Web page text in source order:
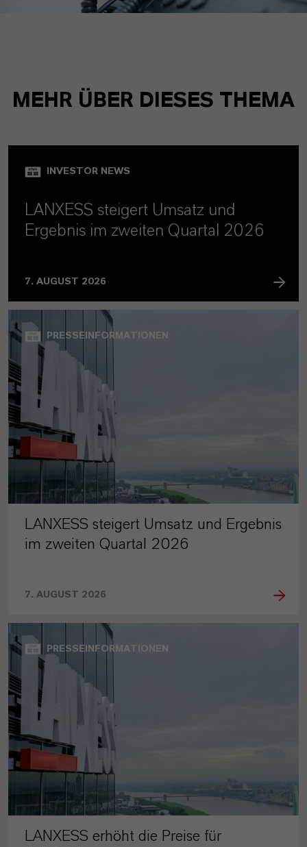
MEHR ÜBER DIESES THEMA
INVESTOR NEWS
LANXESS steigert Umsatz und
Ergebnis im zweiten Quartal 2026
7. AUGUST 2026
PRESSEINFORMATIONEN
LANXESS steigert Umsatz und Ergebnis
im zweiten Quartal 2026
7. AUGUST 2026
PRESSEINFORMATIONEN
LANXESS erhöht die Preise für